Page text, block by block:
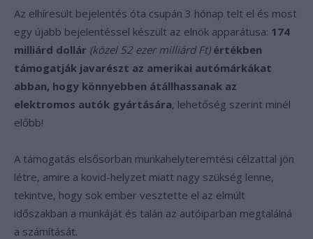
Az elhíresült bejelentés óta csupán 3 hónap telt el és most
egy újabb bejelentéssel készült az elnök apparátusa: 174
milliárd dollár (közel 52 ezer milliárd Ft)értékben
támogatják javarészt az amerikai autómárkákat
abban, hogy könnyebben átállhassanak az
elektromos autók gyártására, lehetőség szerint minél
előbb!
A támogatás elsősorban munkahelyteremtési célzattal jön
létre, amire a kovid-helyzet miatt nagy szükség lenne,
tekintve, hogy sok ember vesztette el az elmúlt
időszakban a munkáját és talán az autóiparban megtalálná
a számítását.